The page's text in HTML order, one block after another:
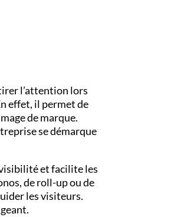
l’attention lors
effet, il permet de
de marque.
se démarque
et facilite les
de roll-up ou de
les visiteurs.